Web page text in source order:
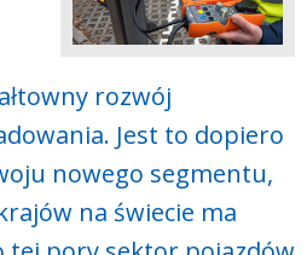
rozwój
Jest to dopiero
nowego segmentu,
na świecie ma